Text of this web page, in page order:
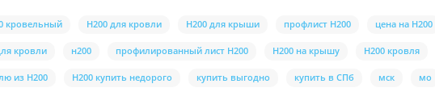
кровельный Н200 для кровли Н200 для крыши профлист Н200 цена на Н200
кровли н200 профилированный лист Н200 Н200 на крышу Н200 кровля
из Н200 Н200 купить недорого купить выгодно купить в СПб мск мо